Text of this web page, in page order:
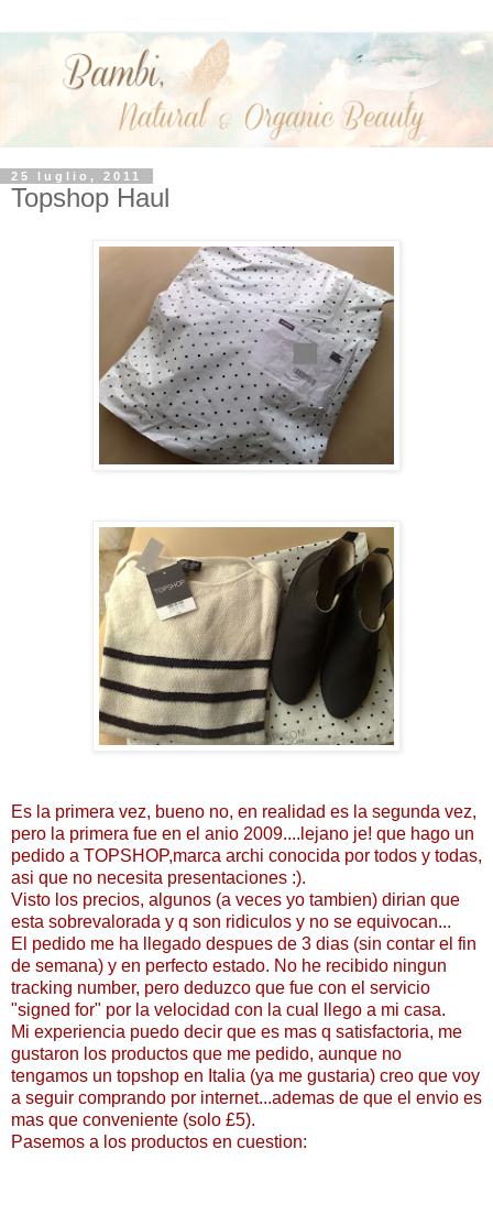
25 luglio, 2011
Topshop Haul
Es la primera vez, bueno no, en realidad es la segunda vez,
pero la primera fue en el anio 2009....lejano je! que hago un
pedido a TOPSHOP,marca archi conocida por todos y todas,
asi que no necesita presentaciones :).
Visto los precios, algunos (a veces yo tambien) dirian que
esta sobrevalorada y q son ridiculos y no se equivocan...
El pedido me ha llegado despues de 3 dias (sin contar el fin
de semana) y en perfecto estado. No he recibido ningun
tracking number, pero deduzco que fue con el servicio
"signed for" por la velocidad con la cual llego a mi casa.
Mi experiencia puedo decir que es mas q satisfactoria, me
gustaron los productos que me pedido, aunque no
tengamos un topshop en Italia (ya me gustaria) creo que voy
a seguir comprando por internet...ademas de que el envio es
mas que conveniente (solo £5).
Pasemos a los productos en cuestion: